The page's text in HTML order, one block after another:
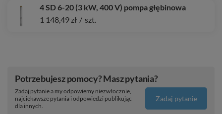
4 SD 6-20 (3 kW, 400 V) pompa głębinowa
1 148,49 zł / szt.
Potrzebujesz pomocy? Masz pytania?
Zadaj pytanie a my odpowiemy niezwłocznie,
najciekawsze pytania i odpowiedzi publikując
dla innych.
Zadaj pytanie